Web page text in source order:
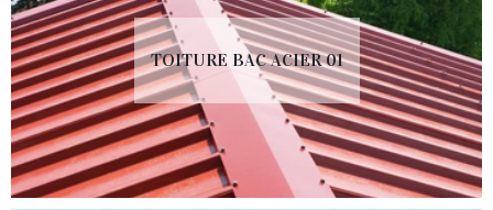
TOITURE BAC ACIER 01